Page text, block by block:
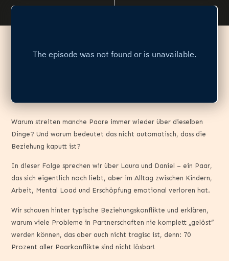
Warum streiten manche Paare immer wieder über dieselben
Dinge? Und warum bedeutet das nicht automatisch, dass die
Beziehung kaputt ist?
In dieser Folge sprechen wir über Laura und Daniel – ein Paar,
das sich eigentlich noch liebt, aber im Alltag zwischen Kindern,
Arbeit, Mental Load und Erschöpfung emotional verloren hat.
Wir schauen hinter typische Beziehungskonflikte und erklären,
warum viele Probleme in Partnerschaften nie komplett „gelöst“
werden können, das aber auch nicht tragisc ist, denn: 70
Prozent aller Paarkonflikte sind nicht lösbar!